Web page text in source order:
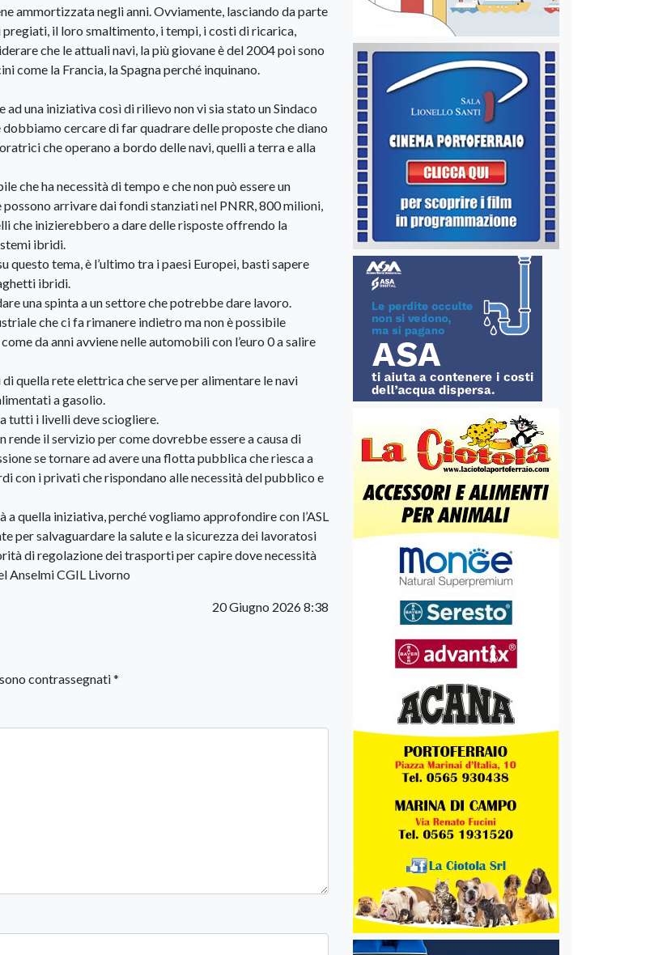
ammortizzata negli anni. Ovviamente, lasciando da parte
il loro smaltimento, i tempi, i costi di ricarica,
che le attuali navi, la più giovane è del 2004 poi sono
come la Francia, la Spagna perché inquinano.
una iniziativa così di rilievo non vi sia stato un Sindaco
cercare di far quadrare delle proposte che diano
che operano a bordo delle navi, quelli a terra e alla
che ha necessità di tempo e che non può essere un
arrivare dai fondi stanziati nel PNRR, 800 milioni,
che inizierebbero a dare delle risposte offrendo la
ibridi.
questo tema, è l’ultimo tra i paesi Europei, basti sapere
ibridi.
una spinta a un settore che potrebbe dare lavoro.
che ci fa rimanere indietro ma non è possibile
da anni avviene nelle automobili con l’euro 0 a salire
quella rete elettrica che serve per alimentare le navi
a gasolio.
tutti i livelli deve sciogliere.
il servizio per come dovrebbe essere a causa di
se tornare ad avere una flotta pubblica che riesca a
con i privati che rispondano alle necessità del pubblico e
quella iniziativa, perché vogliamo approfondire con l’ASL
per salvaguardare la salute e la sicurezza dei lavoratosi
di regolazione dei trasporti per capire dove necessità
Anselmi CGIL Livorno
20 Giugno 2026 8:38
contrassegnati*